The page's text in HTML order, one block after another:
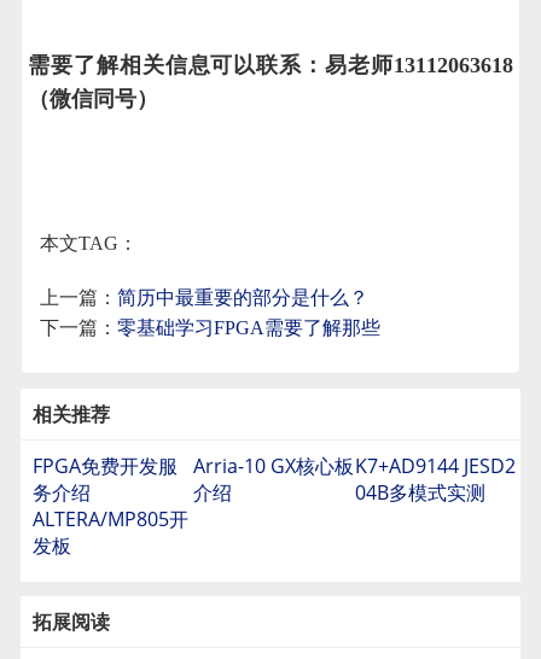
需要了解相关信息可以联系：易老师13112063618
（微信同号）
本文TAG：
上一篇：简历中最重要的部分是什么？
下一篇：零基础学习FPGA需要了解那些
相关推荐
FPGA免费开发服
务介绍
Arria-10 GX核心板
介绍
K7+AD9144 JESD2
04B多模式实测
ALTERA/MP805开
发板
拓展阅读